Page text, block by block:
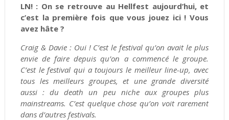
LN! : On se retrouve au Hellfest aujourd’hui, et
c’est la première fois que vous jouez ici ! Vous
avez hâte ?
Craig & Davie : Oui ! C’est le festival qu’on avait le plus
envie de faire depuis qu’on a commencé le groupe.
C’est le festival qui a toujours le meilleur line-up, avec
tous les meilleurs groupes, et une grande diversité
aussi : du death un peu niche aux groupes plus
mainstreams. C’est quelque chose qu’on voit rarement
dans d’autres festivals.